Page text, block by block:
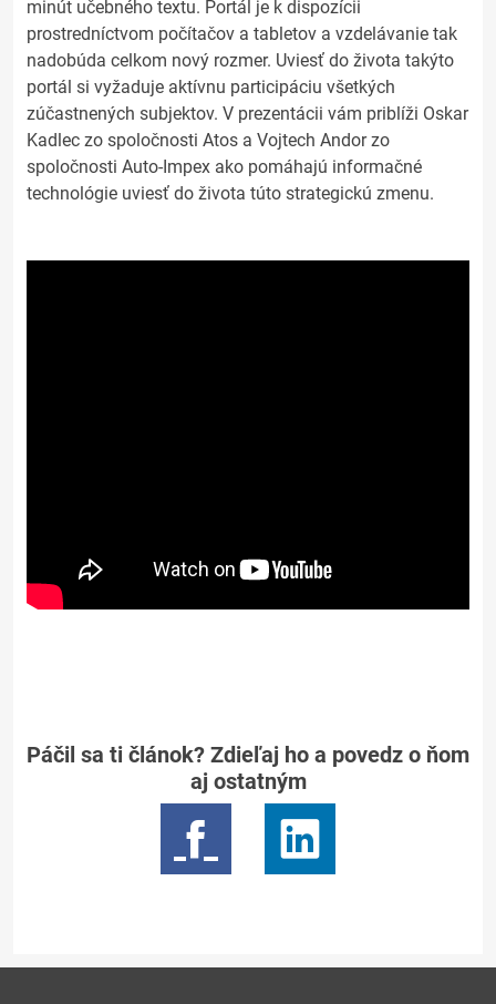
minút učebného textu. Portál je k dispozícii
prostredníctvom počítačov a tabletov a vzdelávanie tak
nadobúda celkom nový rozmer. Uviesť do života takýto
portál si vyžaduje aktívnu participáciu všetkých
zúčastnených subjektov. V prezentácii vám priblíži Oskar
Kadlec zo spoločnosti Atos a Vojtech Andor zo
spoločnosti Auto-Impex ako pomáhajú informačné
technológie uviesť do života túto strategickú zmenu.
Páčil sa ti článok? Zdieľaj ho a povedz o ňom
aj ostatným